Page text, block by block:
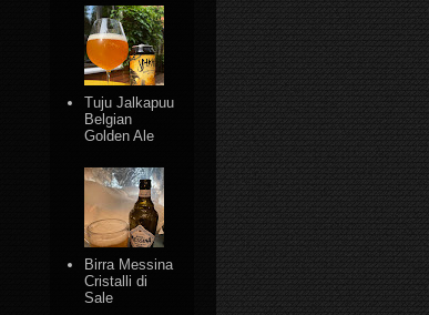
Tuju Jalkapuu
Belgian
Golden Ale
Birra Messina
Cristalli di
Sale